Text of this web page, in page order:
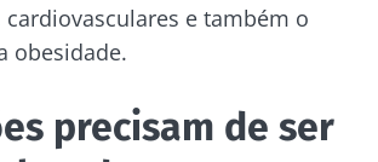
e também o
obesidade.
precisam de ser
da microbiota e
uma vez por mês para